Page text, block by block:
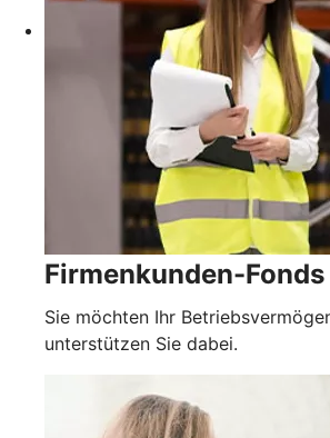
Firmenkunden-Fonds
Sie möchten Ihr
unterstützen Sie dabei.